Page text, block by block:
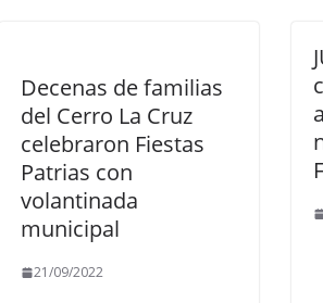
Decenas de familias
del Cerro La Cruz
celebraron Fiestas
Patrias con
volantinada
municipal
21/09/2022